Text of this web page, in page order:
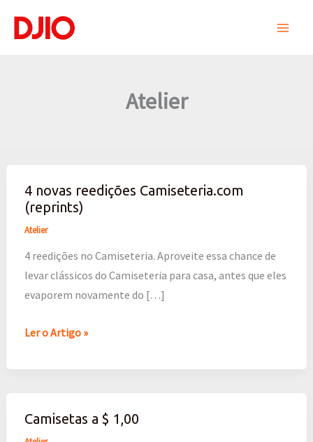
Atelier
4 novas reedições Camiseteria.com
(reprints)
Atelier
4 reedições no Camiseteria. Aproveite essa chance de
levar clássicos do Camiseteria para casa, antes que eles
evaporem novamente do […]
4
novas
reedições
Camiseteria.com
(reprints)
Ler o Artigo »
Camisetas a $ 1,00
Camisetas